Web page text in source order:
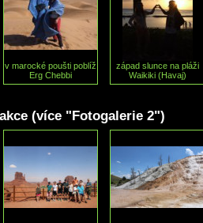
v marocké poušti poblíž
Erg Chebbi
západ slunce na pláži
Waikiki (Havaj)
(více "Fotogalerie 2")